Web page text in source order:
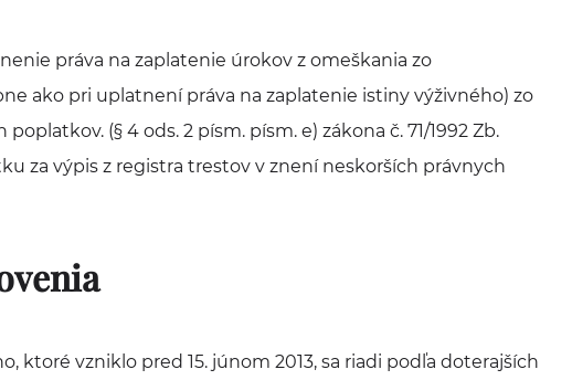
práva na zaplatenie úrokov z omeškania zo
ako pri uplatnení práva na zaplatenie istiny výživného) zo
(§ 4 ods. 2 písm. písm. e) zákona č. 71/1992 Zb.
za výpis z registra trestov v znení neskorších právnych
ktoré vzniklo pred 15. júnom 2013, sa riadi podľa doterajších